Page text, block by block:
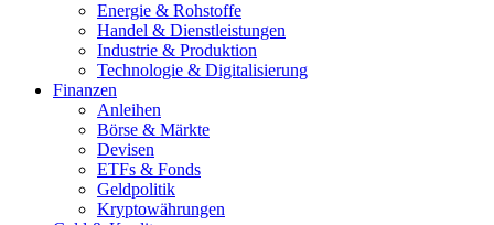
Energie & Rohstoffe
Handel & Dienstleistungen
Industrie & Produktion
Technologie & Digitalisierung
Finanzen
Anleihen
Börse & Märkte
Devisen
ETFs & Fonds
Geldpolitik
Kryptowährungen